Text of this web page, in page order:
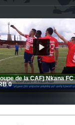
évoque la